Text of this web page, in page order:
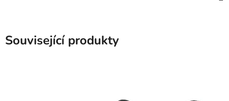
Související produkty